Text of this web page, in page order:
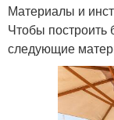
Материалы и
Чтобы построить
следующие